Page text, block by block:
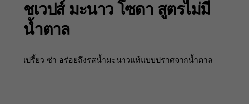
ชเวปส์ มะนาว โซดา สูตรไม่มี
น้ำตาล
เปรี้ยว ซ่า อร่อยถึงรสน้ำมะนาวแท้แบบปราศจากน้ำตาล